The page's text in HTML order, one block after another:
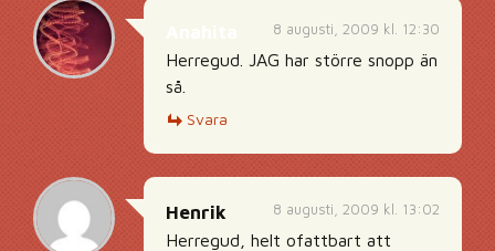
8 augusti, 2009 kl. 12:30
Herregud. JAG har större snopp än
så.
Svara
8 augusti, 2009 kl. 13:02
Henrik
Herregud, helt ofattbart att